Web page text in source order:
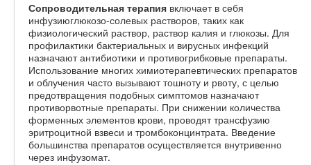
Сопроводительная терапия включает в себя
инфузиюглюкозо-солевых растворов, таких как
физиологический раствор, раствор калия и глюкозы. Для
профилактики бактериальных и вирусных инфекций
назначают антибиотики и противогрибковые препараты.
Использование многих химиотерапевтических препаратов
и облучения часто вызывают тошноту и рвоту, с целью
предотвращения подобных симптомов назначают
противорвотные препараты. При снижении количества
форменных элементов крови, проводят трансфузию
эритроцитной взвеси и тромбоконцинтрата. Введение
большинства препаратов осуществляется внутривенно
через инфузомат.